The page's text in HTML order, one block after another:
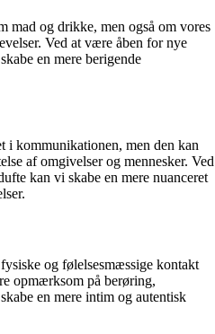
mad og drikke, men også om vores
Ved at være åben for nye
en mere berigende
i kommunikationen, men den kan
af omgivelser og mennesker. Ved
kan vi skabe en mere nuanceret
og følelsesmæssige kontakt
opmærksom på berøring,
en mere intim og autentisk